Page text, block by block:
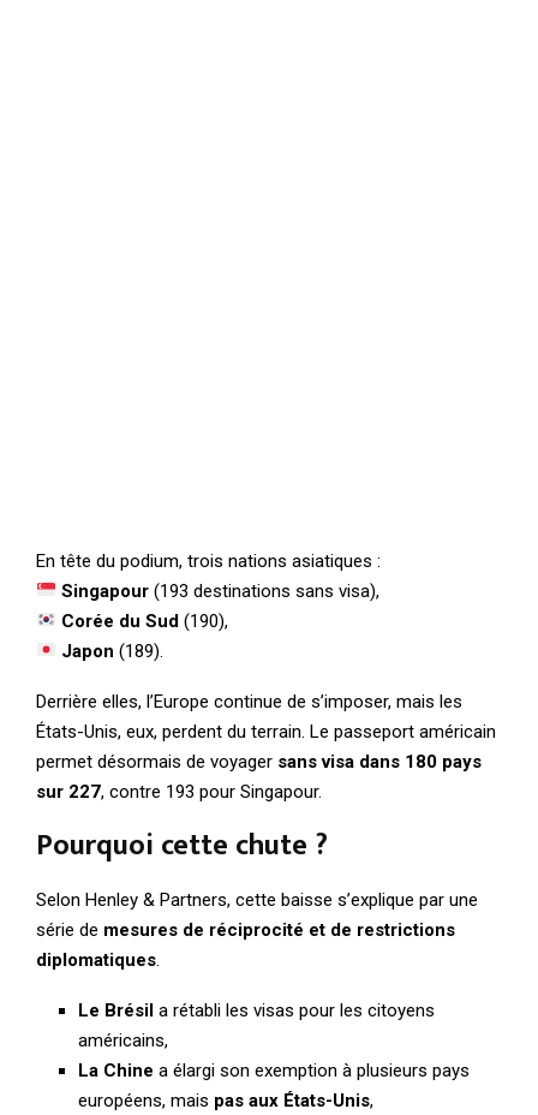
En tête du podium, trois nations asiatiques :
Singapour (193 destinations sans visa),
Corée du Sud (190),
Japon (189).
Derrière elles, l’Europe continue de s’imposer, mais les
États-Unis, eux, perdent du terrain. Le passeport américain
permet désormais de voyager sans visa dans 180 pays
sur 227, contre 193 pour Singapour.
Pourquoi cette chute ?
Selon Henley & Partners, cette baisse s’explique par une
série de mesures de réciprocité et de restrictions
diplomatiques
Le Brésil a rétabli les visas pour les citoyens
américains,
La Chine a élargi son exemption à plusieurs pays
européens, mais pas aux États-Unis,